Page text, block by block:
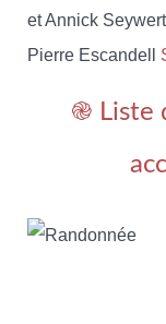
et Annick
Pierre Escandell
֎ Liste